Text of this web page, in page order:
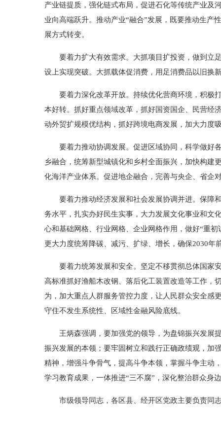
产业链提质，强化链式布局，促进石化等传统产业及
业向高端跃升。推动产业“融合”发展，既要推动生产
展方式转变。
要着力扩大有效需求。大抓项目扩投资，做到立
设上实现突破。大抓载体促消费，用足消费品以旧换
要着力深化改革开放。持续优化营商环境，积极
本好转。抓好重点领域改革，抓好国资国企、民营经
动外贸扩规模优结构，抓好跨境电商发展，加大力度
要着力推动协调发展。促进区域协同，科学做好
乡融合，统筹新型城镇化和乡村全面振兴，加快构建
化海洋产业体系。促进地企融合，完善与央企、省企
要着力推动经济发展和社会发展协调并进。保障
务水平，扎实办好民生实事，大力发展文化事业和文
心和基础网格、行业网格、企业网格作用，做好“重
更大力度统筹降碳、减污、扩绿、增长，确保2030年
要着力统筹发展和安全。坚定不移贯彻总体国家
高标准抓好渔船木改钢、落后化工装置改造等工作，
为，加大重点人群服务管控力度，让人民群众安全感
守住不发生系统性、区域性金融风险底线。
王炳森强调，要加强党的领导，为盘锦振兴发展
振兴发展的本领；要牢固树立和践行正确政绩观，加
精神，增强斗争骨气，提高斗争本领，掌握斗争主动
学习教育成果，一体推进“三不腐”，深化整治群众身
市级领导同志，各区县、经开区党政主要负责同